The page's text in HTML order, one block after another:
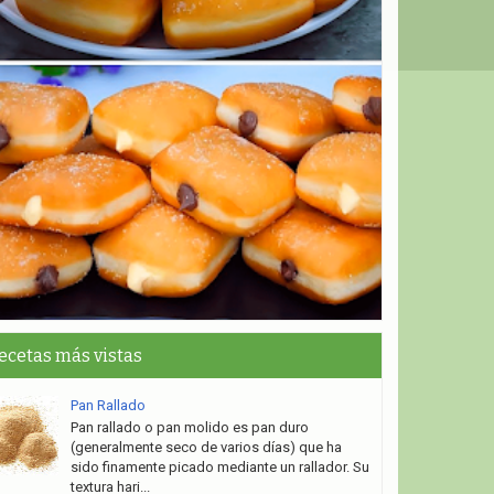
más vistas
Pan Rallado
Pan rallado o pan molido es pan duro
(generalmente seco de varios días) que ha
sido finamente picado mediante un rallador. Su
textura hari...